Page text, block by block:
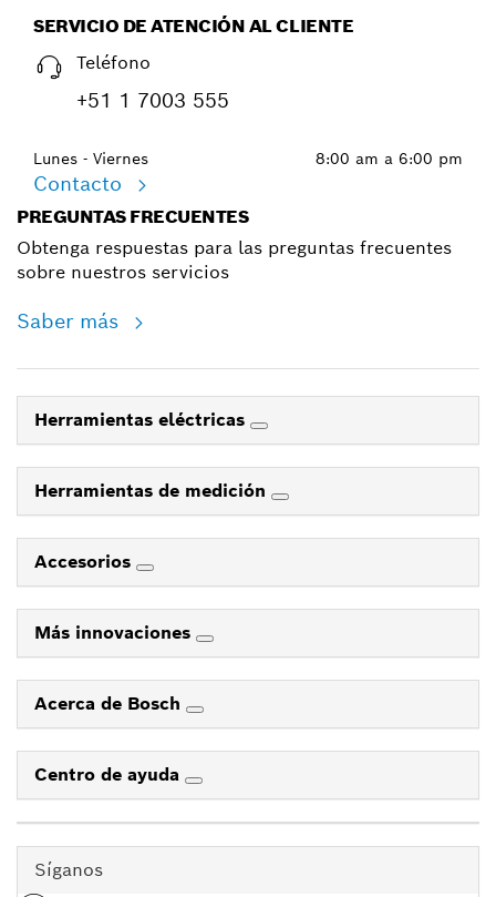
SERVICIO DE ATENCIÓN AL CLIENTE
Teléfono
+51 1 7003 555
Lunes - Viernes 8:00 am a 6:00 pm
Contacto
PREGUNTAS FRECUENTES
Obtenga respuestas para las preguntas frecuentes
sobre nuestros servicios
Saber más
Herramientas eléctricas
Herramientas de medición
Accesorios
Más innovaciones
Acerca de Bosch
Centro de ayuda
Síganos